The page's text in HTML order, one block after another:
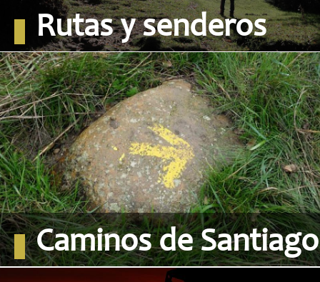
Rutas y senderos
Caminos de Santiago